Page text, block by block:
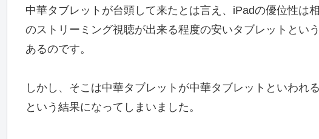
中華タブレットが台頭して来たとは言え、iPadの優位性は
のストリーミング視聴が出来る程度の安いタブレットとい
あるのです。
しかし、そこは中華タブレットが中華タブレットといわれ
という結果になってしまいました。